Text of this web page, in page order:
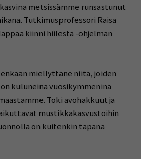
metsissämme runsastunut
Tutkimusprofessori Raisa
kiinni hiilestä -ohjelman
miellyttäne niitä, joiden
kuluneina vuosikymmeninä
Toki avohakkuut ja
mustikkakasvustoihin
on kuitenkin tapana